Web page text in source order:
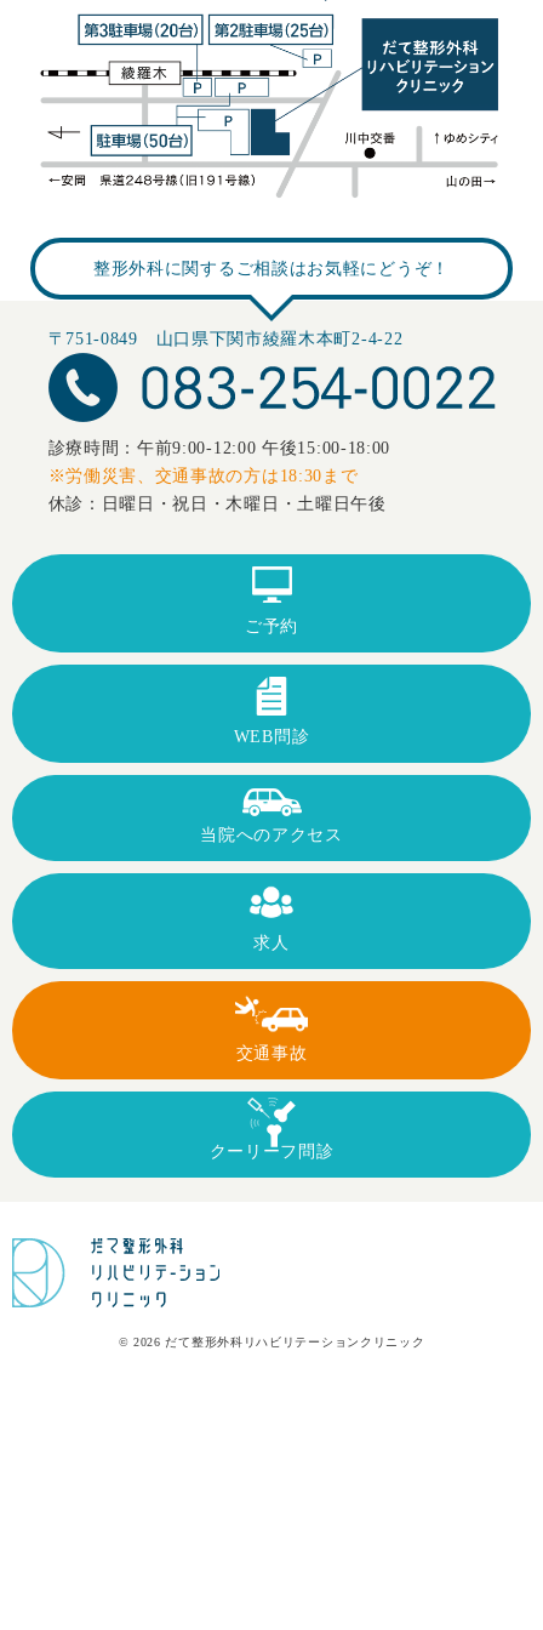
整形外科に関するご相談はお気軽にどうぞ！
〒751-0849 山口県下関市綾羅木本町2-4-22
診療時間：午前9:00-12:00 午後15:00-18:00
※労働災害、交通事故の方は18:30まで
休診：日曜日・祝日・木曜日・土曜日午後
ご予約
WEB問診
当院へのアクセス
求人
交通事故
クーリーフ 問診
© 2026 だて整形外科リハビリテーションクリニック